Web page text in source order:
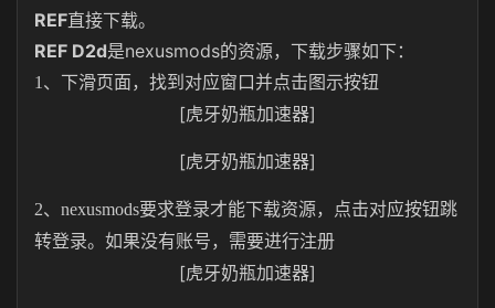
REF直接下载。
REF D2d是nexusmods的资源，下载步骤如下：
1、下滑页面，找到对应窗口并点击图示按钮
[虎牙奶瓶加速器]
[虎牙奶瓶加速器]
2、nexusmods要求登录才能下载资源，点击对应按钮跳
转登录。如果没有账号，需要进行注册
[虎牙奶瓶加速器]